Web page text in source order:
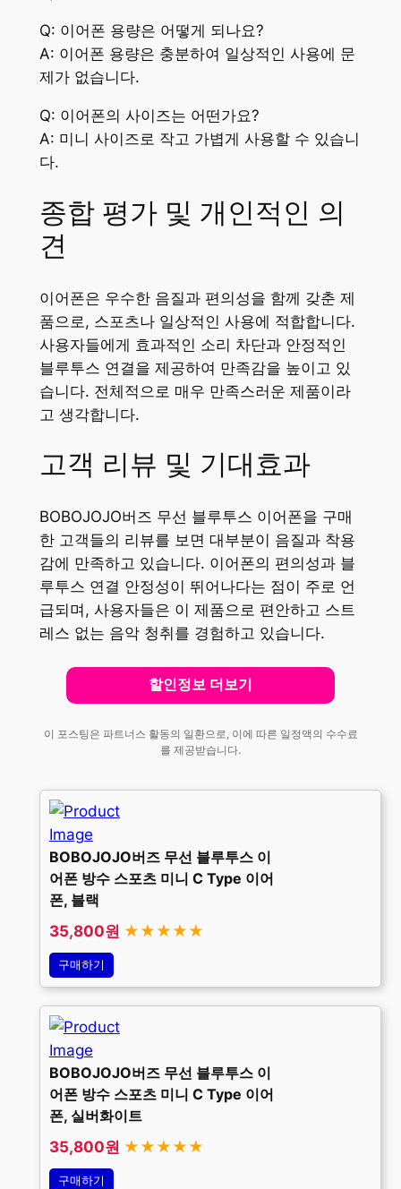
Q: 이어폰 용량은 어떻게 되나요?
A: 이어폰 용량은 충분하여 일상적인 사용에 문
제가 없습니다.
Q: 이어폰의 사이즈는 어떤가요?
A: 미니 사이즈로 작고 가볍게 사용할 수 있습니
다.
종합 평가 및 개인적인 의
견
이어폰은 우수한 음질과 편의성을 함께 갖춘 제
품으로, 스포츠나 일상적인 사용에 적합합니다.
사용자들에게 효과적인 소리 차단과 안정적인
블루투스 연결을 제공하여 만족감을 높이고 있
습니다. 전체적으로 매우 만족스러운 제품이라
고 생각합니다.
고객 리뷰 및 기대효과
BOBOJOJO버즈 무선 블루투스 이어폰을 구매
한 고객들의 리뷰를 보면 대부분이 음질과 착용
감에 만족하고 있습니다. 이어폰의 편의성과 블
루투스 연결 안정성이 뛰어나다는 점이 주로 언
급되며, 사용자들은 이 제품으로 편안하고 스트
레스 없는 음악 청취를 경험하고 있습니다.
할인정보 더보기
이 포스팅은 파트너스 활동의 일환으로, 이에 따른 일정액의 수수료
를 제공받습니다.
BOBOJOJO버즈 무선 블루투스 이
어폰 방수 스포츠 미니 C Type 이어
폰, 블랙
35,800원 ★★★★★
구매하기
BOBOJOJO버즈 무선 블루투스 이
어폰 방수 스포츠 미니 C Type 이어
폰, 실버화이트
35,800원 ★★★★★
구매하기